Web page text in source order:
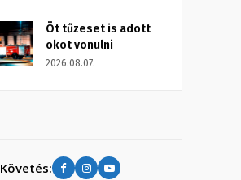
Öt tűzeset is adott
okot vonulni
2026.08.07.
Követés: